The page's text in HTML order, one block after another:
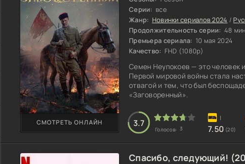
Серии: все
Жанр: Новинки сериалов 2024 /
Продолжительность серии: 48 мин
Премьера сериала: 10 мая 2024
Качество: FHD (1080p)
Семен Неупокоев — это человек
Первой мировой войны стала
отвагой и тем, что был
«Заговоренный».
СМОТРЕТЬ ОНЛАЙН 3.7
Голосов: 3 7.50 (20)
Спасибо, следующий!